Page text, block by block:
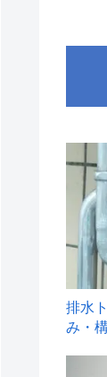
1
排水
み・